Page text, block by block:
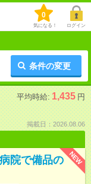
0
気になる！ ログイン
条件の変更
平均時給: 1,435 円
掲載日：2026.08.06
NEW
院で備品の